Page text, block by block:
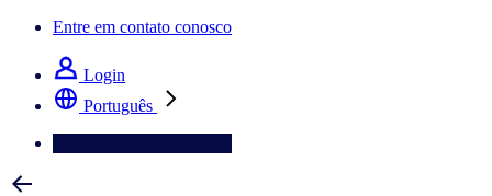
Entre em contato conosco
Login
Português